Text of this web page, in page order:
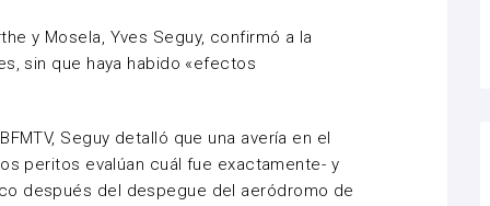
y Mosela, Yves Seguy, confirmó a la
sin que haya habido «efectos
Seguy detalló que una avería en el
peritos evalúan cuál fue exactamente- y
después del despegue del aeródromo de